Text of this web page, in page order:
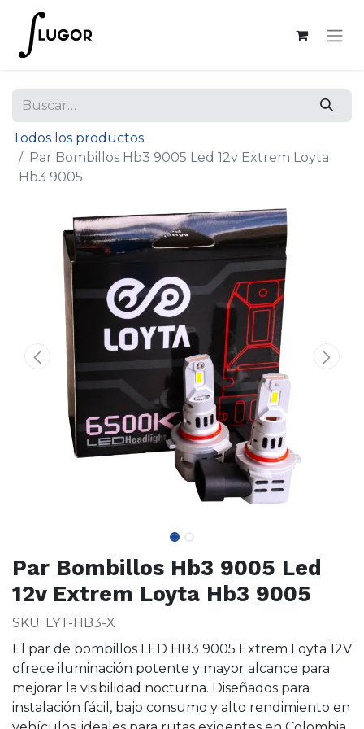
Todos los productos
Par Bombillos Hb3 9005 Led 12v Extrem Loyta
Hb3 9005
Par Bombillos Hb3 9005 Led
12v Extrem Loyta Hb3 9005
SKU: LYT-HB3-X
El par de bombillos LED HB3 9005 Extrem Loyta 12V
ofrece iluminación potente y mayor alcance para
mejorar la visibilidad nocturna. Diseñados para
instalación fácil, bajo consumo y alto rendimiento en